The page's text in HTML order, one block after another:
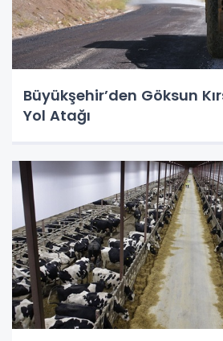
Büyükşehir’den Göksun
Yol Atağı